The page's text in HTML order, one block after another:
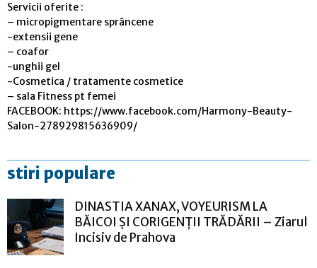
Servicii oferite :
– micropigmentare sprâncene
-extensii gene
– coafor
-unghii gel
-Cosmetica / tratamente cosmetice
– sala Fitness pt femei
FACEBOOK: https://www.facebook.com/Harmony-Beauty-
Salon-278929815636909/
stiri populare
DINASTIA XANAX, VOYEURISM LA
BĂICOI ȘI CORIGENȚII TRĂDĂRII – Ziarul
Incisiv de Prahova